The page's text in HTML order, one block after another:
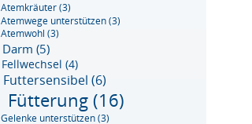
Atemkräuter(3)
Atemwege unterstützen(3)
Atemwohl (3)
Darm (5)
Fellwechsel (4)
Futtersensibel (6)
Fütterung(16)
Gelenke unterstützen(3)